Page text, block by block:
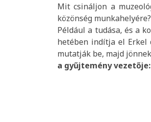
Mit csináljon a
közönség
Például a tudása, és a
hetében indítja el Erkel
mutatják be, majd
a gyűjtemény